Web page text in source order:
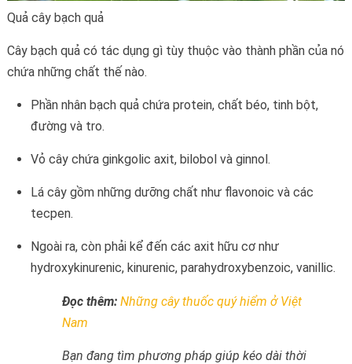
Quả cây bạch quả
Cây bạch quả có tác dụng gì tùy thuộc vào thành phần của nó
chứa những chất thế nào.
Phần nhân bạch quả chứa protein, chất béo, tinh bột,
đường và tro.
Vỏ cây chứa ginkgolic axit, bilobol và ginnol.
Lá cây gồm những dưỡng chất như flavonoic và các
tecpen.
Ngoài ra, còn phải kể đến các axit hữu cơ như
hydroxykinurenic, kinurenic, parahydroxybenzoic, vanillic.
Đọc thêm: Những cây thuốc quý hiểm ở Việt
Nam
Bạn đang tìm phương pháp giúp kéo dài thời